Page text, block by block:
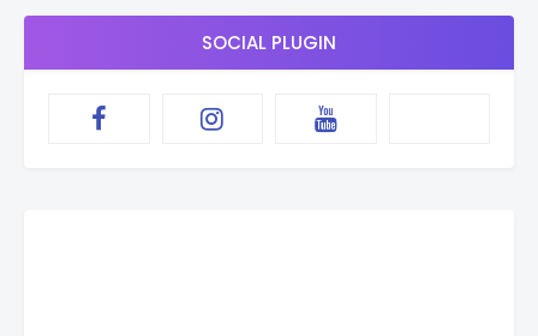
SOCIAL PLUGIN